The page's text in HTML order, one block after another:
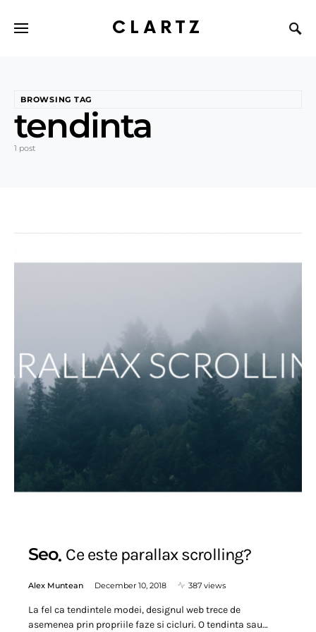
CLARTZ
BROWSING TAG
tendinta
1 post
Seo Ce este parallax scrolling?
Alex Muntean December 10, 2018 387 views
La fel ca tendintele modei, designul web trece de
asemenea prin propriile faze si cicluri. O tendinta sau…